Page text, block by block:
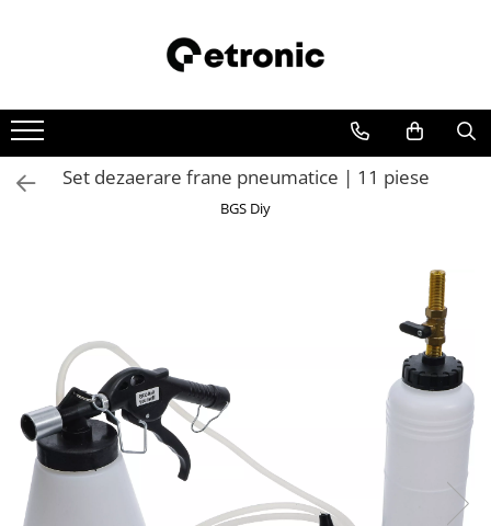
Set dezaerare frane pneumatice | 11 piese
BGS Diy